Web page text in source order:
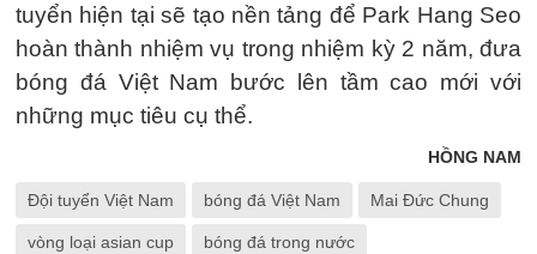
tuyển hiện tại sẽ tạo nền tảng để Park Hang Seo
hoàn thành nhiệm vụ trong nhiệm kỳ 2 năm, đưa
bóng đá Việt Nam bước lên tầm cao mới với
những mục tiêu cụ thể.
HỒNG NAM
Đội tuyển Việt Nam bóng đá Việt Nam Mai Đức Chung
vòng loại asian cup bóng đá trong nước